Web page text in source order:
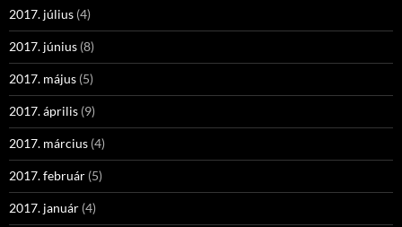
2017. július (4)
2017. június (8)
2017. május (5)
2017. április (9)
2017. március (4)
2017. február (5)
2017. január (4)